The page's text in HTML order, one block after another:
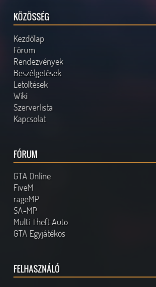
KÖZÖSSÉG
Kezdőlap
Fórum
Rendezvények
Beszélgetések
Letöltések
Wiki
Szerverlista
Kapcsolat
FÓRUM
GTA Online
FiveM
rageMP
SA-MP
Multi Theft Auto
GTA Egyjátékos
FELHASZNÁLÓ